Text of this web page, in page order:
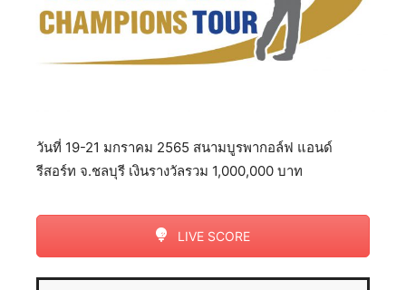
วันที่ 19-21 มกราคม 2565 สนามบูรพากอล์ฟ แอนด์
รีสอร์ท จ.ชลบุรี เงินรางวัลรวม 1,000,000 บาท
LIVE SCORE